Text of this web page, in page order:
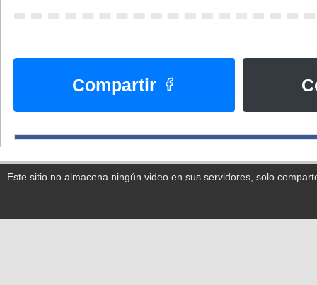
Compartir
Este sitio no almacena ningún video en sus servidores, solo